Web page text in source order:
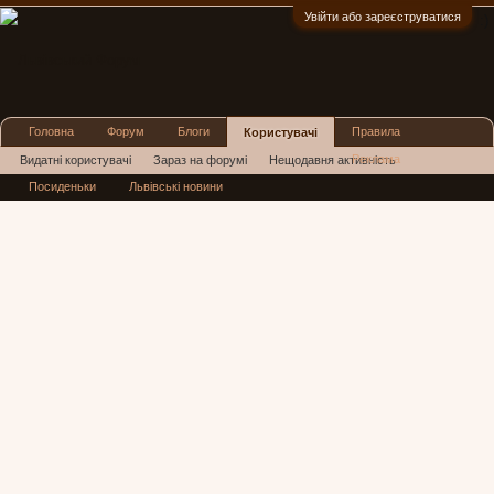
Увійти або зареєструватися
Головна Форум Блоги Користувачі
Видатні користувачі Зараз на форумі Нещодавня активність
Нові повідомлення профілю
Правила
Реклама
Посиденьки Львівські новини